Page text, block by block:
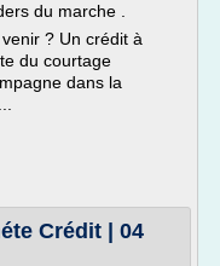
du marche .
? Un crédit à
du courtage
dans la
Crédit | 04